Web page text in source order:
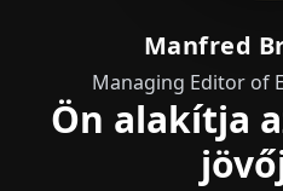
Manfred
Managing Editor of
Ön alakítja